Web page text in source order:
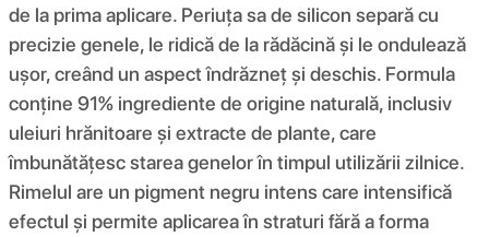
de la prima aplicare. Periuța sa de silicon separă cu
precizie genele, le ridică de la rădăcină și le ondulează
ușor, creând un aspect îndrăzneț și deschis. Formula
conține 91% ingrediente de origine naturală, inclusiv
uleiuri hrănitoare și extracte de plante, care
îmbunătățesc starea genelor în timpul utilizării zilnice.
Rimelul are un pigment negru intens care intensifică
efectul și permite aplicarea în straturi fără a forma